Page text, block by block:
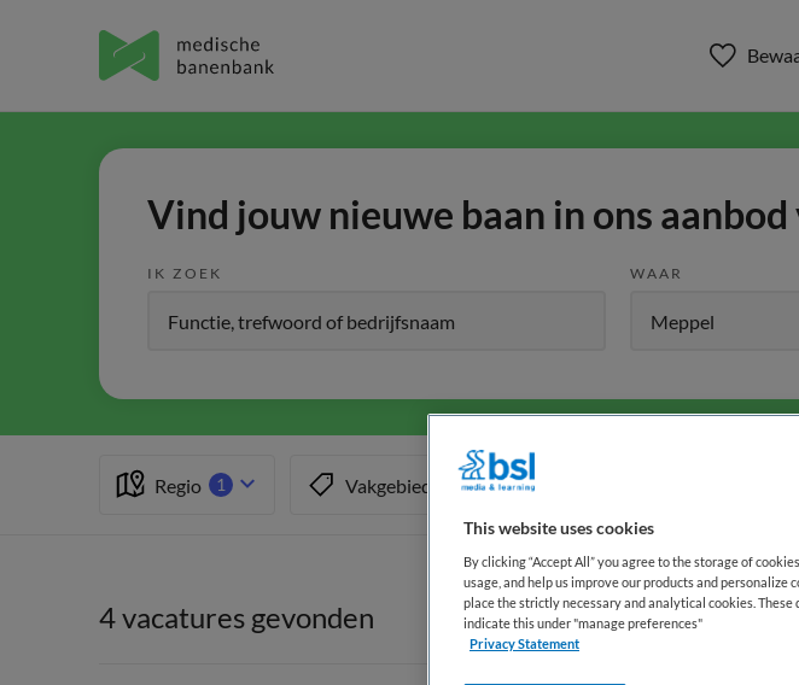
Vind jouw nieuwe baan in ons
IK ZOEK WAAR
Regio 1 Vakgebied
4 vacatures gevonden
This website uses cookies
By clicking “Accept All” you agree to the storage of
usage, and help us improve our products and
place the strictly necessary and analytical cookies.
indicate this under "manage preferences"
Privacy Statement